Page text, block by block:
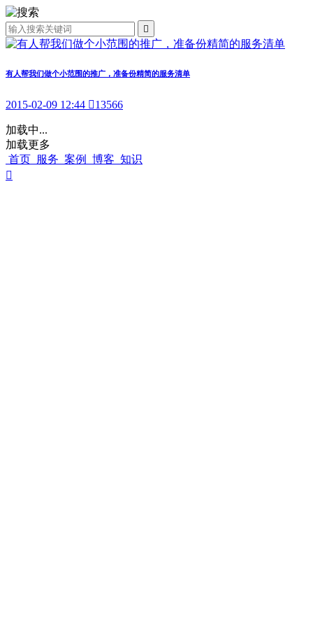

有人帮我们做个小范围的推广，准备份精简的服务清单
2015-02-09 12:44 13566
加载中...
加载更多
首页 服务 案例 博客 知识
